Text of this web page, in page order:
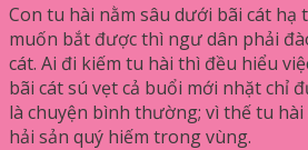
Con tu hài nằm sâu dưới bãi cát hạ
muốn bắt được thì ngư dân phải
cát. Ai đi kiếm tu hài thì đều hiểu
bãi cát sú vẹt cả buổi mới nhặt chỉ
là chuyện bình thường; vì thế tu
hải sản quý hiếm trong vùng.